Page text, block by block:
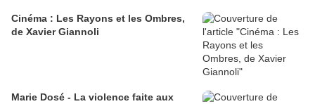
Cinéma : Les Rayons et les Ombres,
de Xavier Giannoli
Marie Dosé - La violence faite aux